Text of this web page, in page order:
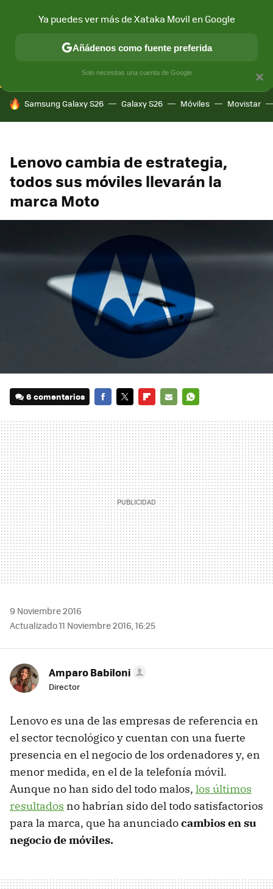
CONECTIVIDAD MÓVIL Y SOCIEDAD APLICACIONES
HOY SE HABLA DE
Samsung Galaxy S26 Galaxy S26 Móviles Movistar
Lenovo cambia de estrategia,
todos sus móviles llevarán la
marca Moto
6 comentarios
MAIL
9 Noviembre 2016
Actualizado 11 Noviembre 2016, 16:25
Amparo Babiloni
Director
Lenovo es una de las empresas de referencia en
el sector tecnológico y cuentan con una fuerte
presencia en el negocio de los ordenadores y, en
menor medida, en el de la telefonía móvil.
Aunque no han sido del todo malos, los últimos
resultados no habrían sido del todo satisfactorios
para la marca, que ha anunciadocambios en su
negocio de móviles.
×
Ya puedes ver más de Xataka Movil en Google
Añádenos como fuente preferida
Solo necesitas una cuenta de Google